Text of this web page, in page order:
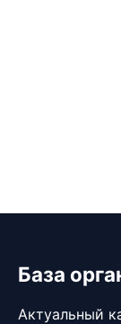
База
Актуальный